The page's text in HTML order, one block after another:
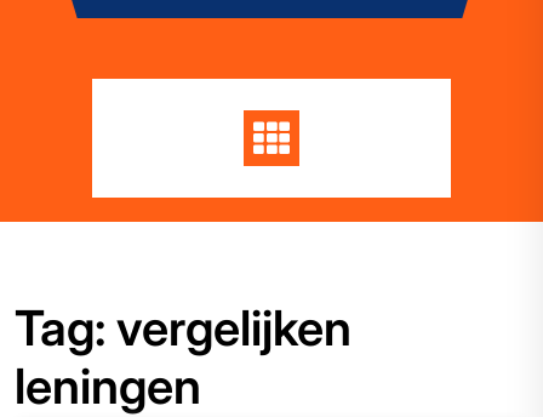
Tag: vergelijken
leningen